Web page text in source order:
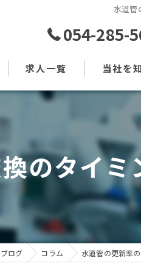
水道管
054-285-
求人一覧 当社を
土木作業員
現場監督
未経験
直行直帰
のタイミ
ブログ コラム 水道管の更新率